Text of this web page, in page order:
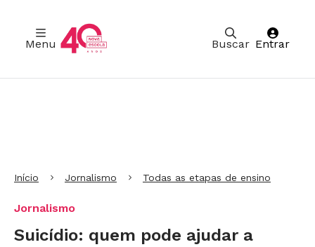
Buscar
Menu Entrar
Início Jornalismo Todas as etapas de ensino
Jornalismo
Suicídio: quem pode ajudar a